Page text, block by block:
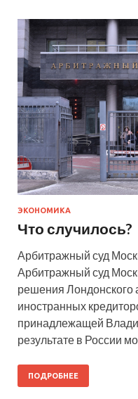
ЭКОНОМИКА
Что случилось?
Арбитражный суд
Арбитражный суд
решения Лондонского
иностранных
принадлежащей
результате в России
ПОДРОБНЕЕ